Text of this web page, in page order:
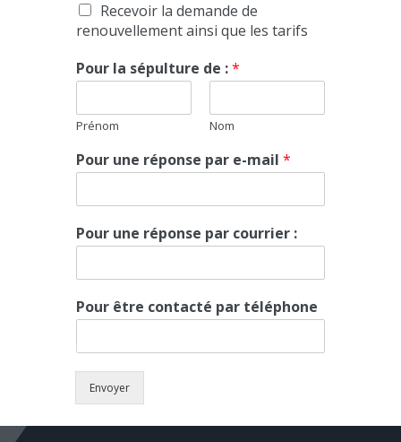
Recevoir la demande de
renouvellement ainsi que les tarifs
Pour la sépulture de :*
Prénom Nom
Pour une réponse par e-mail *
Pour une réponse par courrier :
Pour être contacté par téléphone
Envoyer